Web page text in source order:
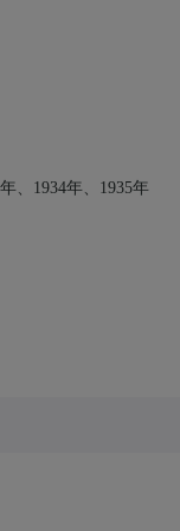
、1934年、1935年